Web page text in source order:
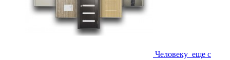
Человеку еще с